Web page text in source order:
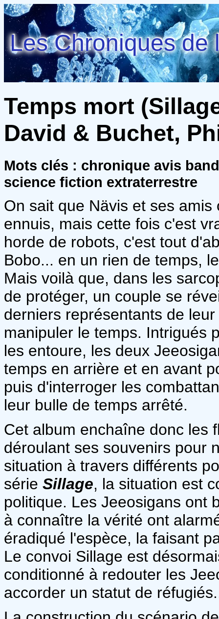
Les Chroniques de
Temps mort
David & Buchet,
Mots clés : chronique avis
science fiction extraterrestre
On sait que Nävis et ses
ennuis, mais cette fois c'est
horde de robots, c'est tout
Bobo... en un rien de temps,
Mais voilà que, dans les
de protéger, un couple se
derniers représentants de
manipuler le temps. Intrigués
les entoure, les deux
temps en arrière et en avant
puis d'interroger les
leur bulle de temps arrêté.
Cet album enchaîne donc les
déroulant ses souvenirs pour
situation à travers différents
série Sillage, la situation est
politique. Les Jeeosigans ont
à connaître la vérité ont
éradiqué l'espèce, la faisant
Le convoi Sillage est
conditionné à redouter les
accorder un statut de